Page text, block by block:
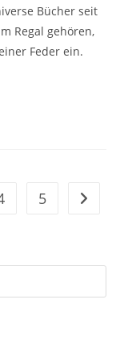
Bücher seit
Regal gehören,
Feder ein.
5